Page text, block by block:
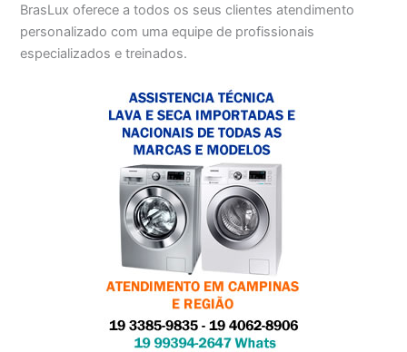
BrasLux oferece a todos os seus clientes atendimento
personalizado com uma equipe de profissionais
especializados e treinados.